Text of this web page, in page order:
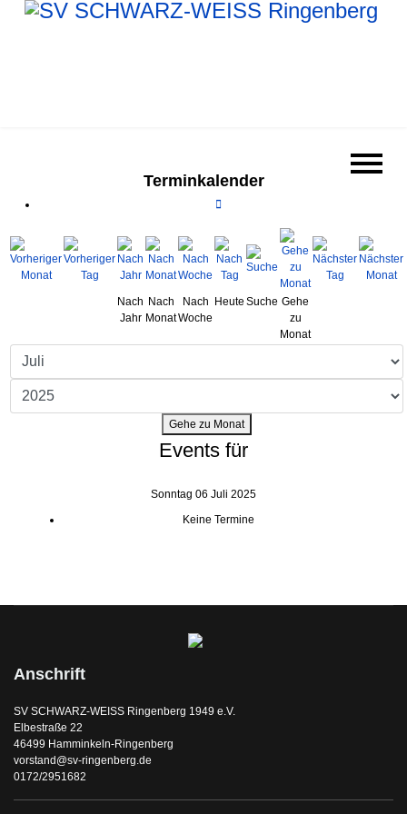
Terminkalender
Nach
Jahr
Nach
Monat
Nach
Woche
Heute Suche Gehe
zu
Monat
Gehe zu Monat
Events für
Sonntag 06 Juli 2025
Keine Termine
Anschrift
SV SCHWARZ-WEISS Ringenberg 1949 e.V.
Elbestraße 22
46499 Hamminkeln-Ringenberg
vorstand@sv-ringenberg.de
0172/2951682